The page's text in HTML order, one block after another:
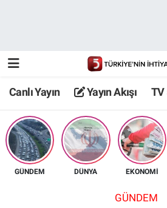
Canlı Yayın Yayın Akışı TV
GÜNDEM DÜNYA EKONOMİ
GÜNDEM
TV 5 Ekranı ve Arşiv